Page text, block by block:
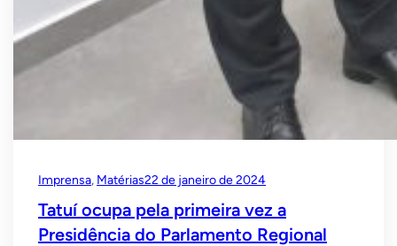
Imprensa, Matérias22 de janeiro de 2024
Tatuí ocupa pela primeira vez a
Presidência do Parlamento Regional